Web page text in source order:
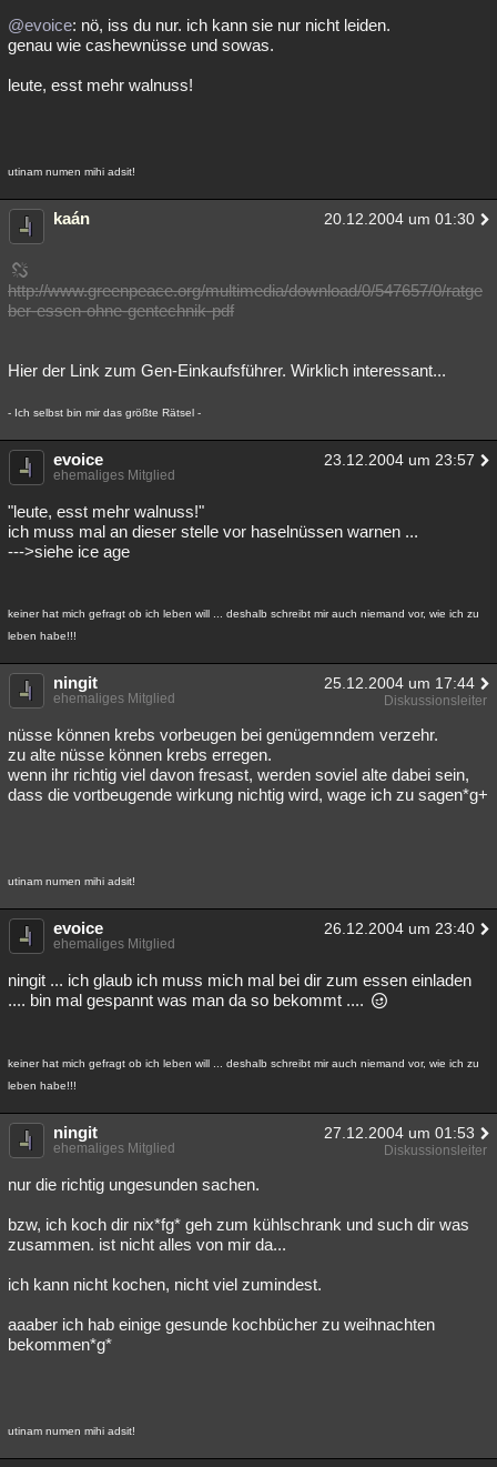
@evoice: nö, iss du nur. ich kann sie nur nicht leiden.
genau wie cashewnüsse und sowas.
leute, esst mehr walnuss!
utinam numen mihi adsit!
kaán 20.12.2004 um 01:30
http://www.greenpeace.org/multimedia/download/0/547657/0/ratge
ber-essen-ohne-gentechnik-pdf
Hier der Link zum Gen-Einkaufsführer. Wirklich interessant...
- Ich selbst bin mir das größte Rätsel -
evoice 23.12.2004 um 23:57
ehemaliges Mitglied
"leute, esst mehr walnuss!"
ich muss mal an dieser stelle vor haselnüssen warnen ...
--->siehe ice age
keiner hat mich gefragt ob ich leben will ... deshalb schreibt mir auch niemand vor, wie ich zu
leben habe!!!
ningit 25.12.2004 um 17:44
ehemaliges Mitglied Diskussionsleiter
nüsse können krebs vorbeugen bei genügemndem verzehr.
zu alte nüsse können krebs erregen.
wenn ihr richtig viel davon fresast, werden soviel alte dabei sein,
dass die vortbeugende wirkung nichtig wird, wage ich zu sagen*g+
utinam numen mihi adsit!
evoice 26.12.2004 um 23:40
ehemaliges Mitglied
ningit ... ich glaub ich muss mich mal bei dir zum essen einladen
.... bin mal gespannt was man da so bekommt ....
keiner hat mich gefragt ob ich leben will ... deshalb schreibt mir auch niemand vor, wie ich zu
leben habe!!!
ningit 27.12.2004 um 01:53
ehemaliges Mitglied Diskussionsleiter
nur die richtig ungesunden sachen.
bzw, ich koch dir nix*fg* geh zum kühlschrank und such dir was
zusammen. ist nicht alles von mir da...
ich kann nicht kochen, nicht viel zumindest.
aaaber ich hab einige gesunde kochbücher zu weihnachten
bekommen*g*
utinam numen mihi adsit!